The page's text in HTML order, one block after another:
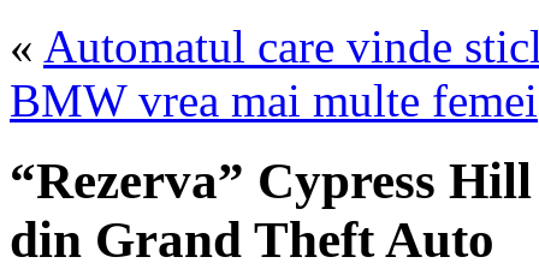
« Automatul care vinde
BMW vrea mai multe femei
“Rezerva” Cypress
din Grand Theft Auto